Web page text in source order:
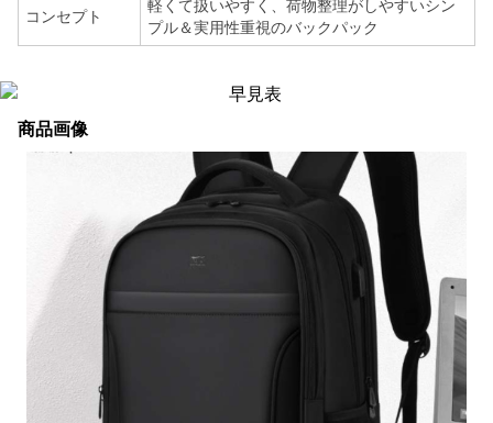
コンセプト
軽くて扱いやすく、荷物整理がしやすいシン
プル＆実用性重視のバックパック
商品画像